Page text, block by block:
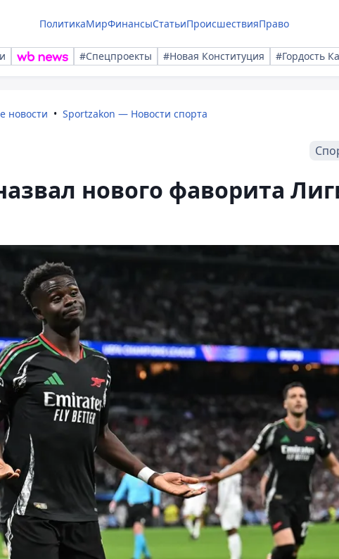
ПолитикаМирФинансыСтатьиПроисшествияПраво
#Спецпроекты #Новая Конституция #Гордость
новости Sportzakon — Новости спорта
нового фаворита